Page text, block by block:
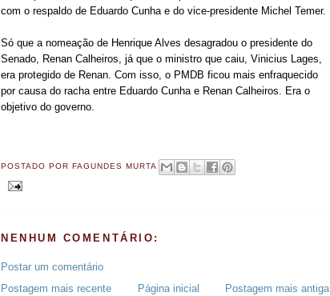
com o respaldo de Eduardo Cunha e do vice-presidente Michel Temer.
Só que a nomeação de Henrique Alves desagradou o presidente do
Senado, Renan Calheiros, já que o ministro que caiu, Vinicius Lages,
era protegido de Renan. Com isso, o PMDB ficou mais enfraquecido
por causa do racha entre Eduardo Cunha e Renan Calheiros. Era o
objetivo do governo.
POSTADO POR FAGUNDES MURTA
NENHUM COMENTÁRIO:
Postar um comentário
Postagem mais recente
Postagem mais antiga
Página inicial